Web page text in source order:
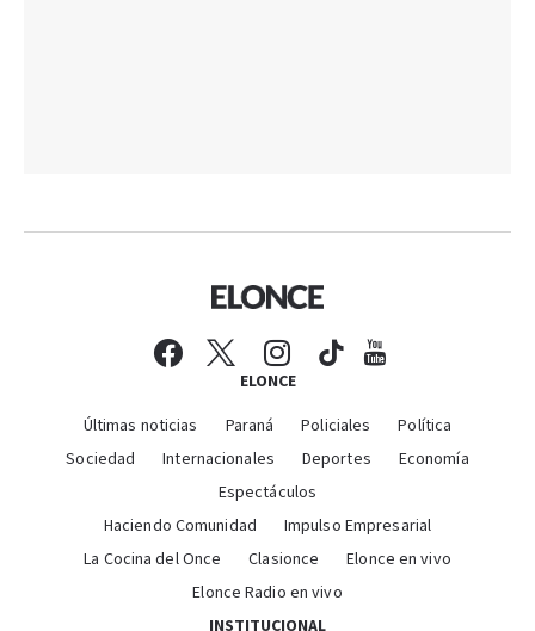
ELONCE
Últimas noticias Paraná Policiales
Política
Sociedad
Internacionales Deportes
Economía
Espectáculos
Haciendo Comunidad
Impulso Empresarial
La Cocina del Once
Clasionce
Elonce en vivo
Elonce Radio en vivo
INSTITUCIONAL